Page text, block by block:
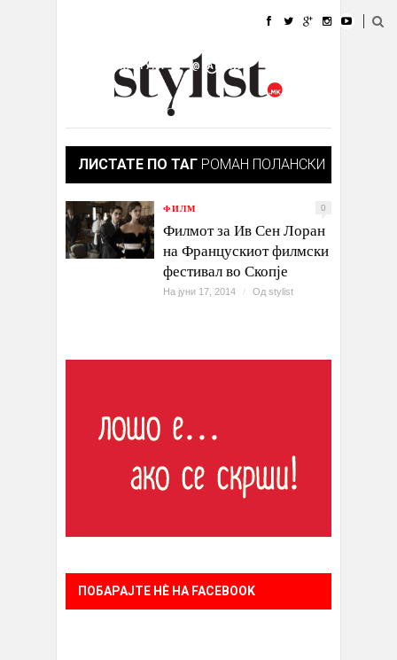
УБАВИНА
КУЛТУРА @РАБОТА
ИЗЛОГ
ЛИСТАТЕ ПО ТАГ РОМАН ПОЛАНСКИ
ФИЛМ 0
Филмот за Ив Сен Лоран
на Францускиот филмски
фестивал во Скопје
На јуни 17, 2014 / Од stylist
ПОБАРАЈТЕ НÈ НА FACEBOOK